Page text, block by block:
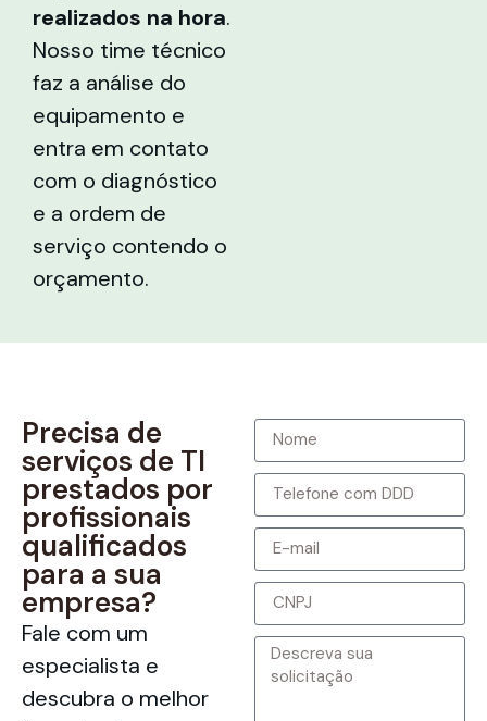
realizados na hora.
Nosso time técnico
faz a análise do
equipamento e
entra em contato
com o diagnóstico
e a ordem de
serviço contendo o
orçamento.
Precisa de
serviços de TI
prestados por
profissionais
qualificados
para a sua
empresa?
Fale com um
especialista e
descubra o melhor